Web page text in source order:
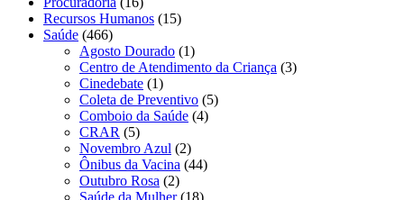
Recursos Humanos (15)
Saúde (466)
Agosto Dourado (1)
Centro de Atendimento da Criança (3)
Cinedebate (1)
Coleta de Preventivo (5)
Comboio da Saúde (4)
CRAR (5)
Novembro Azul (2)
Ônibus da Vacina (44)
Outubro Rosa (2)